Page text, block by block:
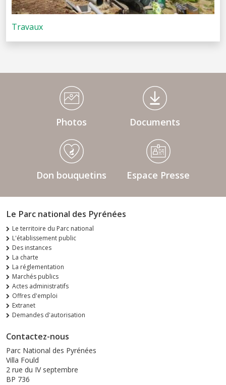
Travaux
Médiathèque Footer
Photos Documents
Don bouquetins Espace Presse
Le Parc national des Pyrénées
Le territoire du Parc national
L'établissement public
Des instances
La charte
La réglementation
Marchés publics
Actes administratifs
Offres d'emploi
Extranet
Demandes d'autorisation
Contactez-nous
Parc National des Pyrénées
Villa Fould
2 rue du IV septembre
BP 736